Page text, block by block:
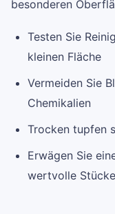
besonderen
Testen Sie
kleinen Fläche
Vermeiden Sie
Chemikalien
Trocken tupfen
Erwägen Sie
wertvolle Stücke